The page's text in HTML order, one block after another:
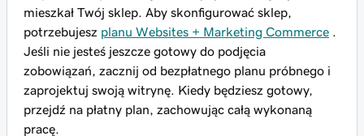
mieszkał Twój sklep. Aby skonfigurować sklep,
potrzebujesz planu Websites + Marketing Commerce
Jeśli nie jesteś jeszcze gotowy do podjęcia
zobowiązań, zacznij od bezpłatnego planu próbnego i
zaprojektuj swoją witrynę. Kiedy będziesz gotowy,
przejdź na płatny plan, zachowując całą wykonaną
pracę.